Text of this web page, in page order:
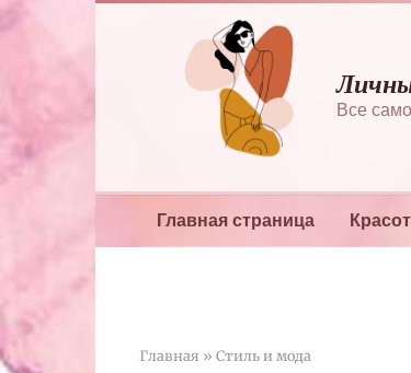
Перейти
к
Все
Главная страница
Главная » Стиль и мода